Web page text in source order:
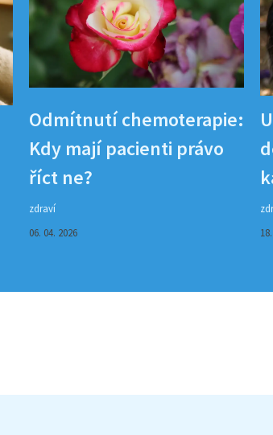
Odmítnutí chemoterapie:
Kdy mají pacienti právo
říct ne?
zdraví
06. 04. 2026